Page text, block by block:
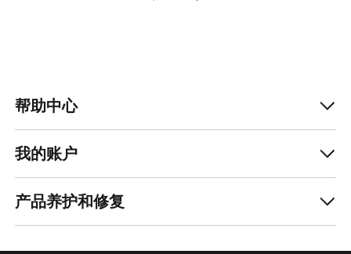
帮助中心
我的账户
产品养护和修复